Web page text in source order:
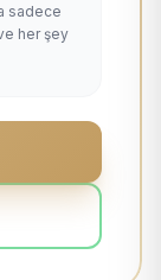
sadece
her şey